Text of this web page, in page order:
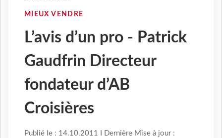
MIEUX VENDRE
L’avis d’un pro - Patrick
Gaudfrin Directeur
fondateur d’AB
Croisières
Publié le : 14.10.2011 I Dernière Mise à jour :